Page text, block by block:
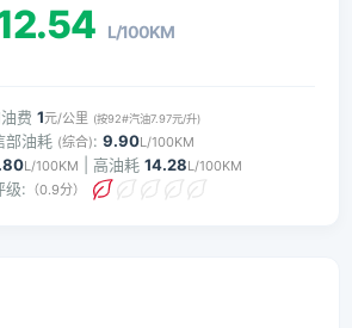
L/100KM
费 1元/公里 (按92#汽油7.97元/升)
部油耗 (综合): 9.90L/100KM
L/100KM | 高油耗 14.28L/100KM
级: （0.9分）